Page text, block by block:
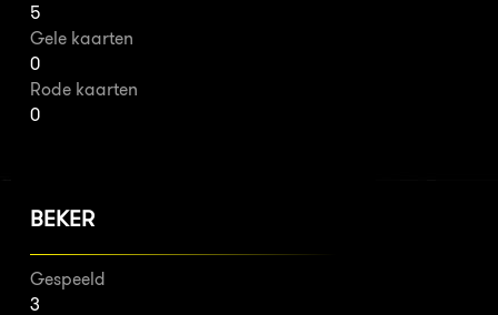
5
Gele kaarten
0
Rode kaarten
0
BEKER
Gespeeld
3